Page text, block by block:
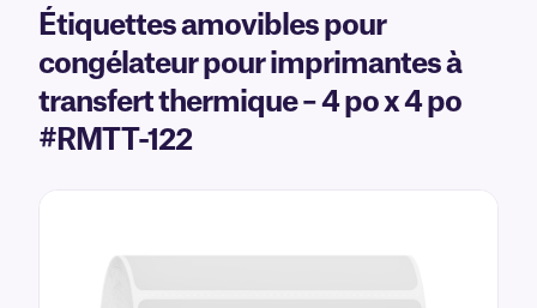
Étiquettes amovibles pour
congélateur pour imprimantes à
transfert thermique – 4 po x 4 po
#RMTT-122